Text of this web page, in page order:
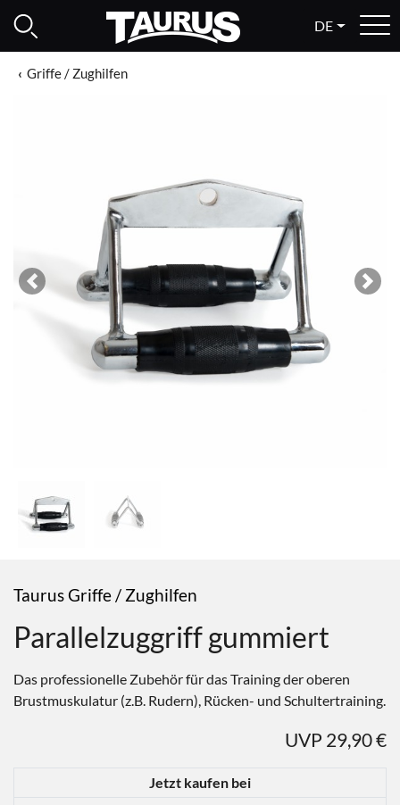
DE
Griffe / Zughilfen
Previous Next
Taurus Griffe / Zughilfen
Parallelzuggriff gummiert
Das professionelle Zubehör für das Training der oberen
Brustmuskulatur (z.B. Rudern), Rücken- und Schultertraining.
UVP 29,90 €
Jetzt kaufen bei